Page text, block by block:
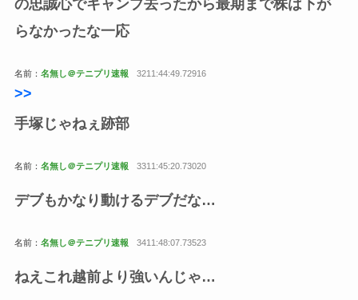
の忠誠心でキャンプ去ったから最期まで株は下が
らなかったな一応
名前： 名無し＠テニプリ速報 3211:44:49.72916
>>
手塚じゃねぇ跡部
名前： 名無し＠テニプリ速報 3311:45:20.73020
デブもかなり動けるデブだな…
名前： 名無し＠テニプリ速報 3411:48:07.73523
ねえこれ越前より強いんじゃ…